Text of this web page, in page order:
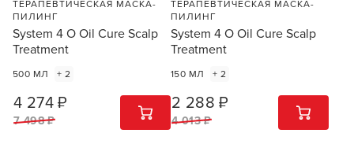
ТЕРАПЕВТИЧЕСКАЯ МАСКА-
ПИЛИНГ
System 4 O Oil Cure Scalp
Treatment
500 МЛ + 2
4 274 ₽
7 498 ₽
1 ШТ
ТЕРАПЕВТИЧЕСКАЯ МАСКА-
ПИЛИНГ
System 4 O Oil Cure Scalp
Treatment
150 МЛ + 2
2 288 ₽
4 013 ₽
1 ШТ
намного быстрее!
УСТАНОВИТЬ ИЗ GOOGLE PLAY
ПРОДОЛЖУ ЗДЕСЬ